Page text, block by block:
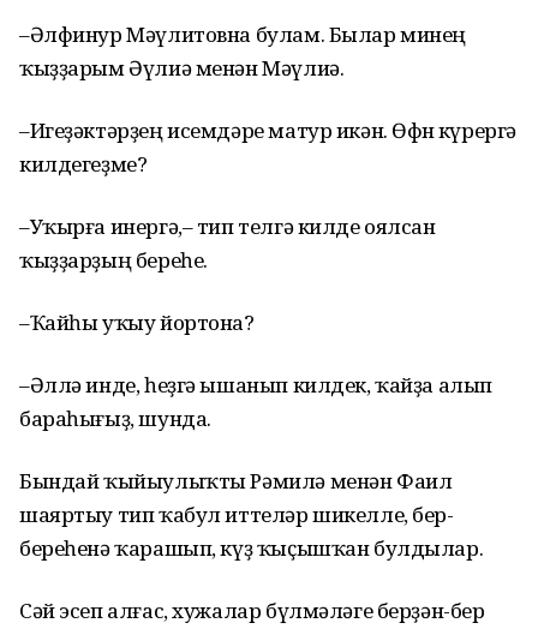
–Әлфинур Мәүлитовна булам. Былар минең
ҡыҙҙарым Әүлиә менән Мәүлиә.
–Игеҙәктәрҙең исемдәре матур икән. Өфөнө күрергә
килдегеҙме?
–Уҡырға инергә,– тип телгә килде оялсан
ҡыҙҙарҙың береһе.
–Ҡайһы уҡыу йортона?
–Әллә инде, һеҙгә ышанып килдек, ҡайҙа алып
бараһығыҙ, шунда.
Бындай ҡыйыулыҡты Рәмилә менән Фаил
шаяртыу тип ҡабул иттеләр шикелле, бер-
береһенә ҡарашып, күҙ ҡыҫышҡан булдылар.
Сәй эсеп алғас, хужалар бүлмәләге берҙән-бер